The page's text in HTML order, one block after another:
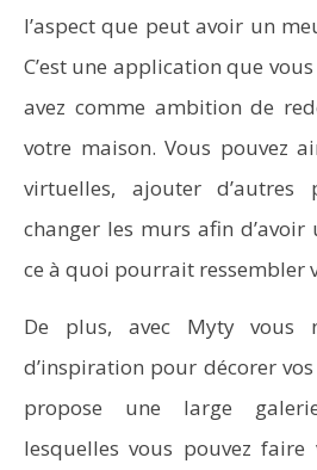
l’aspect que peut avoir un
C’est une application que
avez comme ambition de
votre maison. Vous pouvez
virtuelles, ajouter d’autres
changer les murs afin
ce à quoi pourrait ressembler
De plus, avec Myty vous
d’inspiration pour décorer
propose une large
lesquelles vous pouvez faire